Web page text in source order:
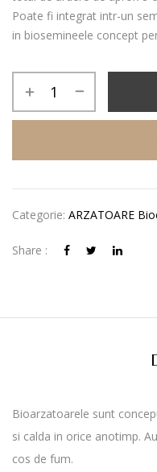
Poate fi integrat intr-un
in biosemineele concept
BIOARZATOR
M
Categorie: ARZATOARE
Share :
Bioarzatoarele sunt
si calda in orice anotimp.
cos de fum.